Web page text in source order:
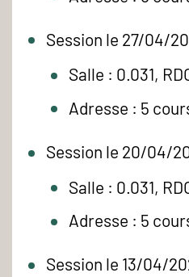
Session le 27/04/
Salle : 0.031,
Adresse : 5
Session le 20/04/
Salle : 0.031,
Adresse : 5
Session le 13/04/